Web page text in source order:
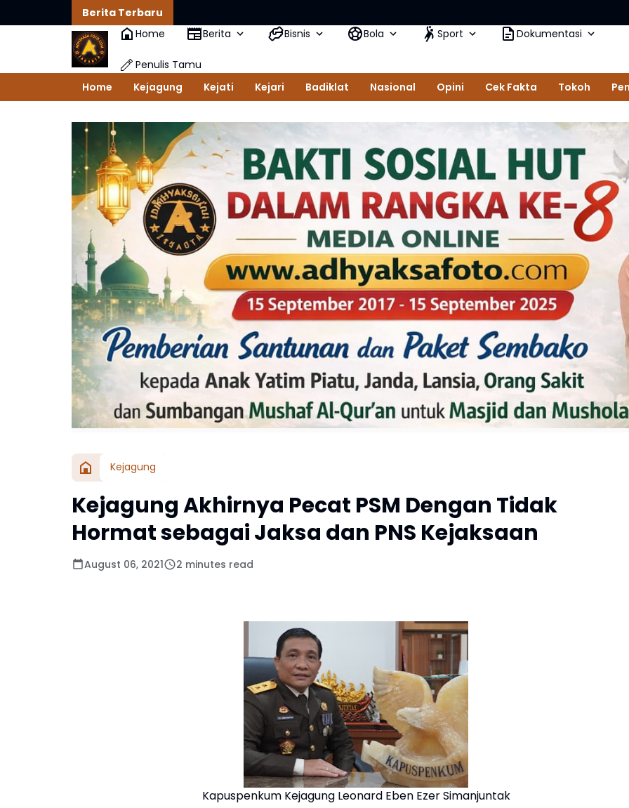
Berita Terbaru
Home
Berita Bisnis Bola Sport Dokumentasi
Penulis Tamu
Home
Kejagung Kejati Kejari Badiklat Nasional Opini Cek Fakta Tokoh
Kejagung
Kejagung Akhirnya Pecat PSM Dengan Tidak
Hormat sebagai Jaksa dan PNS Kejaksaan
August 06, 2021 2 minutes read
Kapuspenkum Kejagung Leonard Eben Ezer Simanjuntak